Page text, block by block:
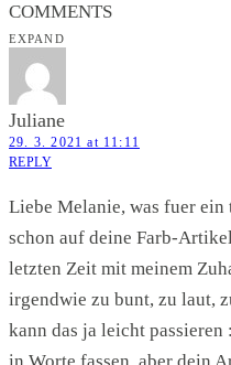
COMMENTS
EXPAND
Juliane
29. 3. 2021 at 11:11
REPLY
Liebe Melanie, was fuer
schon auf deine Farb-
letzten Zeit mit meinem
irgendwie zu bunt, zu laut,
kann das ja leicht